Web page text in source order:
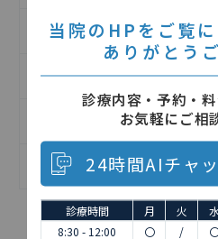
予防歯科について
日記
歯の治療について
矯正歯科について
当院のHPをご覧
ありがとう
診療内容・予約・
お気軽にご相
24時間AIチャ
診療時間 月 火
8:30 - 12:00
〇 /